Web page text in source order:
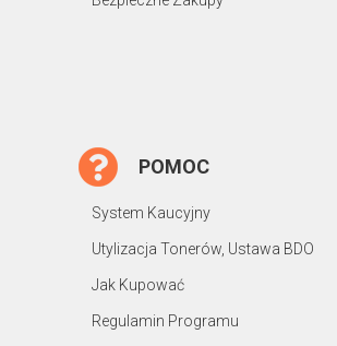
POMOC
System Kaucyjny
Utylizacja Tonerów, Ustawa BDO
Jak Kupować
Regulamin Programu